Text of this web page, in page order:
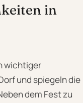
in
wichtiger
und spiegeln die
dem Fest zu